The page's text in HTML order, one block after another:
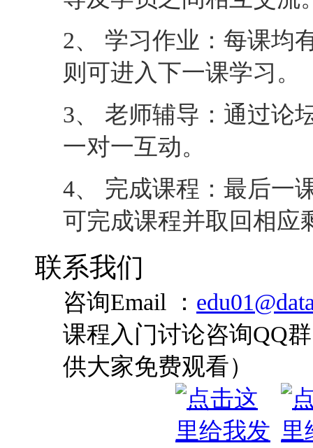
2、 学习作业：每课均
则可进入下一课学习。
3、 老师辅导：通过论
一对一互动。
4、 完成课程：最后一
可完成课程并取回相应
联系我们
咨询Email ：
课程入门讨论咨询QQ
供大家免费观看）